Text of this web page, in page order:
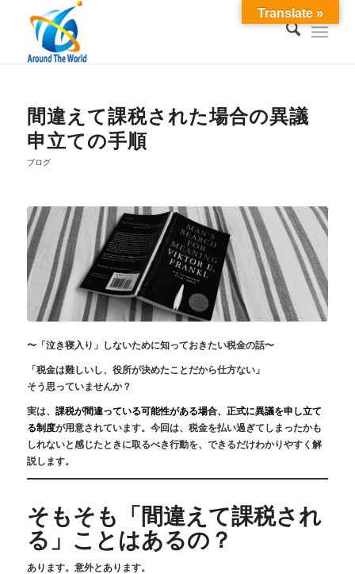
間違えて課税された場合の異議
申立ての手順
ブログ
〜「泣き寝入り」しないために知っておきたい税金の話〜
「税金は難しいし、役所が決めたことだから仕方ない」
そう思っていませんか？
実は、 課税が間違っている可能性がある場合、正式に異議を申し立て
る制度が用意されています。今回は、税金を払い過ぎてしまったかも
しれないと感じたときに取るべき行動を、できるだけわかりやすく解
説します。
そもそも「間違えて課税され
る」ことはあるの？
あります。意外とあります。
Translate »